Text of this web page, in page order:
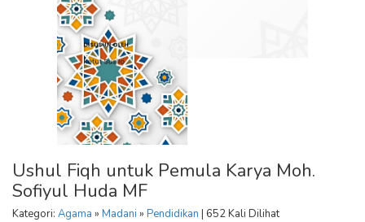
Ushul Fiqh untuk Pemula Karya Moh.
Sofiyul Huda MF
Kategori: Agama » Madani » Pendidikan | 652 Kali Dilihat